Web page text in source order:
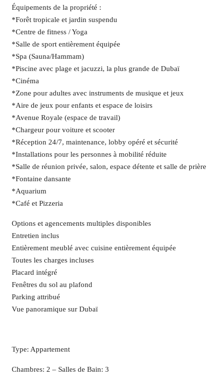
Équipements de la propriété :
*Forêt tropicale et jardin suspendu
*Centre de fitness / Yoga
*Salle de sport entièrement équipée
*Spa (Sauna/Hammam)
*Piscine avec plage et jacuzzi, la plus grande de Dubaï
*Cinéma
*Zone pour adultes avec instruments de musique et jeux
*Aire de jeux pour enfants et espace de loisirs
*Avenue Royale (espace de travail)
*Chargeur pour voiture et scooter
*Réception 24/7, maintenance, lobby opéré et sécurité
*Installations pour les personnes à mobilité réduite
*Salle de réunion privée, salon, espace détente et salle de prière
*Fontaine dansante
*Aquarium
*Café et Pizzeria
Options et agencements multiples disponibles
Entretien inclus
Entièrement meublé avec cuisine entièrement équipée
Toutes les charges incluses
Placard intégré
Fenêtres du sol au plafond
Parking attribué
Vue panoramique sur Dubaï
Type: Appartement
Chambres: 2 – Salles de Bain: 3